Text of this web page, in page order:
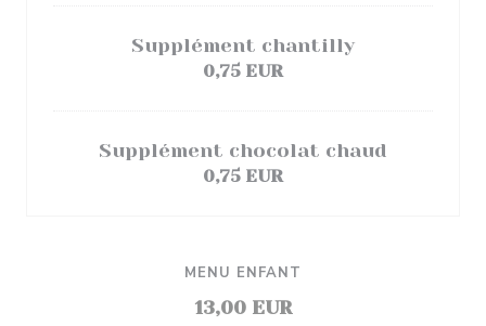
Supplément chantilly
0,75 EUR
Supplément chocolat chaud
0,75 EUR
MENU ENFANT
13,00 EUR